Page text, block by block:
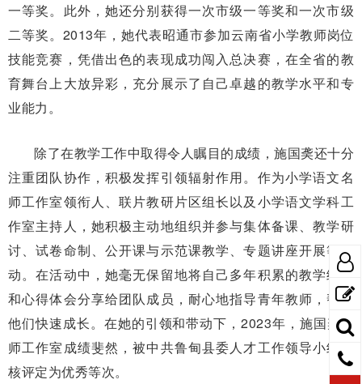
一等奖。此外，她还分别获得一次市级一等奖和一次市级
二等奖。2013年，她代表昭通市参加云南省小学教师岗位
技能竞赛，凭借出色的表现成功闯入总决赛，在全省的教
育舞台上大放异彩，充分展示了自己卓越的教学水平和专
业能力。
除了在教学工作中取得令人瞩目的成绩，施国䶮还十分
注重团队协作，积极发挥引领辐射作用。作为小学语文名
师工作室领衔人、联片教研片区组长以及小学语文学科工
作室主持人，她积极主动地组织并参与集体备课、教学研
讨、试卷命制、公开课与示范课教学、专题讲座开展等活
动。在活动中，她毫无保留地将自己多年积累的教学经验
和心得体会分享给团队成员，耐心地指导青年教师，帮助
他们快速成长。在她的引领和带动下，2023年，施国䶮名
师工作室成绩斐然，被中共鲁甸县委人才工作领导小组考
核评定为优秀等次。